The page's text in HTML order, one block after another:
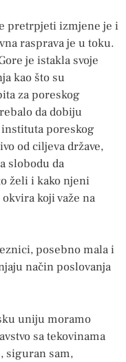
pretrpjeti izmjene je i
rasprava je u toku.
je istakla svoje
kao što su
za poreskog
da dobiju
poreskog
od ciljeva države,
slobodu da
želi i kako njeni
koji važe na
posebno mala i
način poslovanja
uniju moramo
sa tekovinama
siguran sam,